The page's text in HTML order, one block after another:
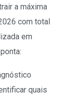
a máxima
com total
em
quais